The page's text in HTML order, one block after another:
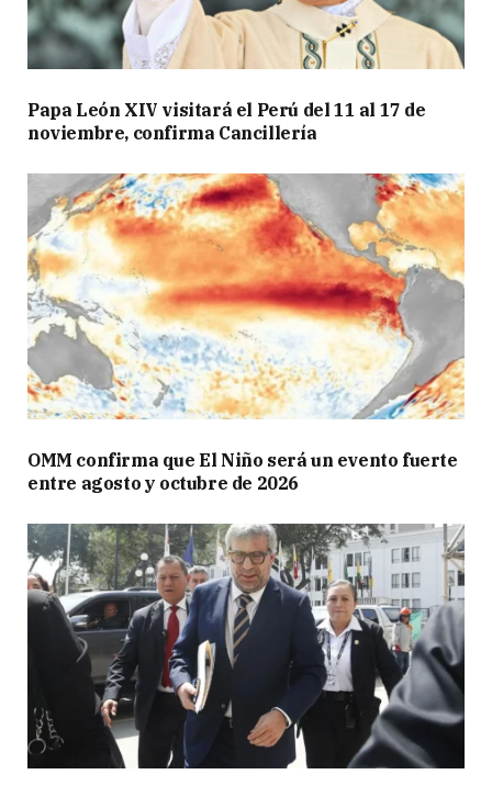
Papa León XIV visitará el Perú del 11 al 17 de
noviembre, confirma Cancillería
OMM confirma que El Niño será un evento fuerte
entre agosto y octubre de 2026